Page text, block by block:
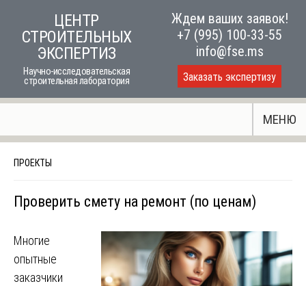
content
ЦЕНТР
СТРОИТЕЛЬНЫХ
ЭКСПЕРТИЗ
Научно-исследовательская
строительная лаборатория
Ждем ваших заявок!
+7 (995) 100-33-55
info@fse.ms
Заказать экспертизу
МЕНЮ
ПРОЕКТЫ
Проверить смету на ремонт (по ценам)
Многие
опытные
заказчики